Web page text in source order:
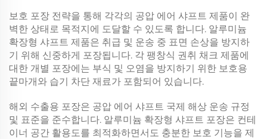
보호 포장 전략을 통해 각각의 공압 에어 샤프트 제품이 완
벽한 상태로 목적지에 도달할 수 있도록 합니다. 알루미늄
확장형 샤프트 제품은 취급 및 운송 중 표면 손상을 방지하
기 위해 신중하게 포장됩니다. 각 팽창식 권취 채크 제품에
대한 개별 포장에는 부식 및 오염을 방지하기 위한 보호용
끝마개와 습기 차단 재료가 포함되어 있습니다.
해외 수출용 포장은 공압 에어 샤프트 국제 해상 운송 규정
및 표준을 준수합니다. 알루미늄 확장형 샤프트 포장은 컨테
이너 공간 활용도를 최적화하면서도 충분한 보호 기능을 제